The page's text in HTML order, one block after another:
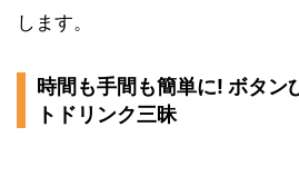
します。
時間も手間も簡単に! ボタン
トドリンク三昧